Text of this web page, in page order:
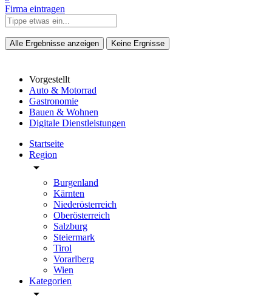
Firma eintragen
Alle Ergebnisse anzeigen Keine Ergnisse
Vorgestellt
Auto & Motorrad
Gastronomie
Bauen & Wohnen
Digitale Dienstleistungen
Startseite
Region
arrow_drop_down
Burgenland
Kärnten
Niederösterreich
Oberösterreich
Salzburg
Steiermark
Tirol
Vorarlberg
Wien
Kategorien
arrow_drop_down